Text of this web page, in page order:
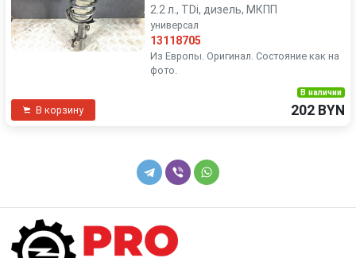
2.2 л., TDi, дизель, МКПП
универсал
13118705
Из Европы. Оригинал. Состояние как на
фото.
В корзину
В наличии
202 BYN